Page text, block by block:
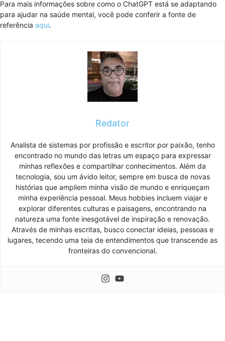
Para mais informações sobre como o ChatGPT está se adaptando
para ajudar na saúde mental, você pode conferir a fonte de
referência aqui.
Redator
Analista de sistemas por profissão e escritor por paixão, tenho
encontrado no mundo das letras um espaço para expressar
minhas reflexões e compartilhar conhecimentos. Além da
tecnologia, sou um ávido leitor, sempre em busca de novas
histórias que ampliem minha visão de mundo e enriqueçam
minha experiência pessoal. Meus hobbies incluem viajar e
explorar diferentes culturas e paisagens, encontrando na
natureza uma fonte inesgotável de inspiração e renovação.
Através de minhas escritas, busco conectar ideias, pessoas e
lugares, tecendo uma teia de entendimentos que transcende as
fronteiras do convencional.